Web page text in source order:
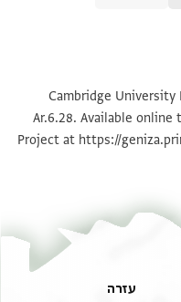
Recto:
בנת אלמחמרה אלעזר
בן אלמחמרה יש
הגדל וסובב
Cambridge University
Ar.6.28. Available
Project athttps://
עזרה